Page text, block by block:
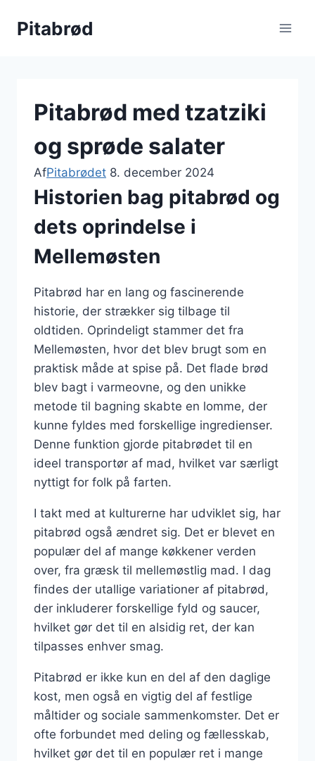
Pitabrød
Pitabrød med tzatziki
og sprøde salater
AfPitabrødet 8. december 2024
Historien bag pitabrød og
dets oprindelse i
Mellemøsten
Pitabrød har en lang og fascinerende
historie, der strækker sig tilbage til
oldtiden. Oprindeligt stammer det fra
Mellemøsten, hvor det blev brugt som en
praktisk måde at spise på. Det flade brød
blev bagt i varmeovne, og den unikke
metode til bagning skabte en lomme, der
kunne fyldes med forskellige ingredienser.
Denne funktion gjorde pitabrødet til en
ideel transportør af mad, hvilket var særligt
nyttigt for folk på farten.
I takt med at kulturerne har udviklet sig, har
pitabrød også ændret sig. Det er blevet en
populær del af mange køkkener verden
over, fra græsk til mellemøstlig mad. I dag
findes der utallige variationer af pitabrød,
der inkluderer forskellige fyld og saucer,
hvilket gør det til en alsidig ret, der kan
tilpasses enhver smag.
Pitabrød er ikke kun en del af den daglige
kost, men også en vigtig del af festlige
måltider og sociale sammenkomster. Det er
ofte forbundet med deling og fællesskab,
hvilket gør det til en populær ret i mange